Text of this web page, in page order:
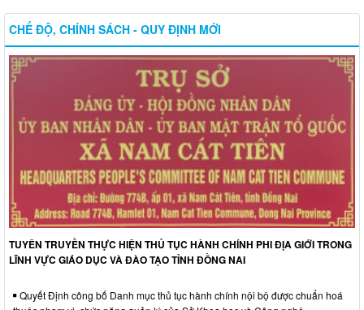
CHẾ ĐỘ, CHÍNH SÁCH - QUY ĐỊNH MỚI
TUYÊN TRUYỀN THỰC HIỆN THỦ TỤC HÀNH CHÍNH PHI ĐỊA GIỚI TRONG
LĨNH VỰC GIÁO DỤC VÀ ĐÀO TẠO TỈNH ĐỒNG NAI
Quyết Định công bố Danh mục thủ tục hành chính nội bộ được chuẩn hoá